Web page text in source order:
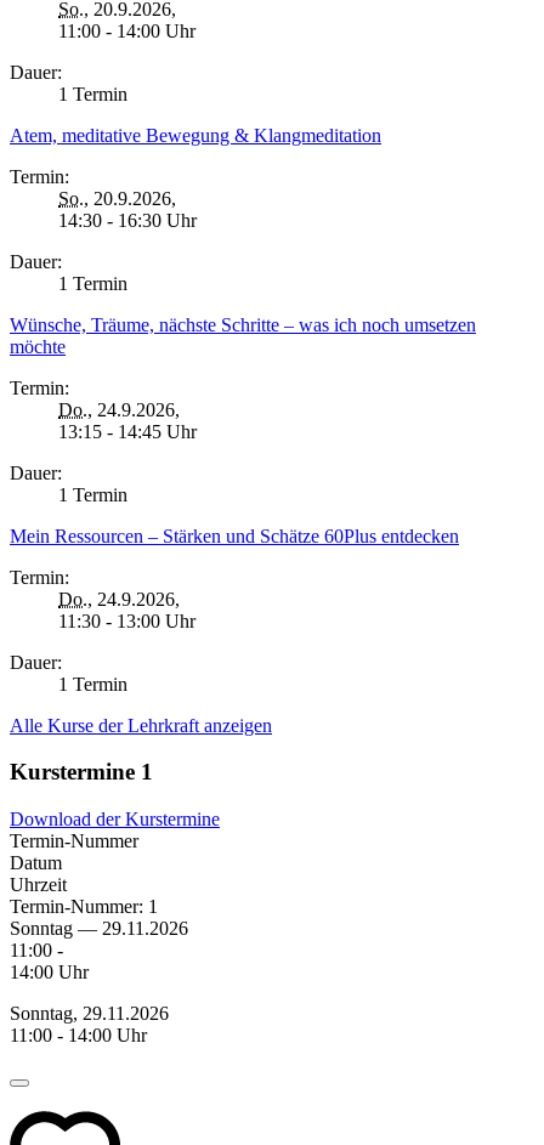
So., 20.9.2026,
11:00 - 14:00 Uhr
Dauer:
1 Termin
Atem, meditative Bewegung & Klangmeditation
Termin:
So., 20.9.2026,
14:30 - 16:30 Uhr
Dauer:
1 Termin
Wünsche, Träume, nächste Schritte – was ich noch umsetzen
möchte
Termin:
Do., 24.9.2026,
13:15 - 14:45 Uhr
Dauer:
1 Termin
Mein Ressourcen – Stärken und Schätze 60Plus entdecken
Termin:
Do., 24.9.2026,
11:30 - 13:00 Uhr
Dauer:
1 Termin
Alle Kurse der Lehrkraft anzeigen
Kurstermine 1
Download der Kurstermine
Termin-Nummer
Datum
Uhrzeit
Termin-Nummer: 1
Sonntag — 29.11.2026
11:00 -
14:00 Uhr
Sonntag, 29.11.2026
11:00 - 14:00 Uhr